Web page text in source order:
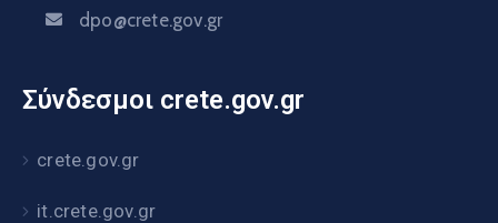
dpo@crete.gov.gr
Σύνδεσμοι crete.gov.gr
crete.gov.gr
it.crete.gov.gr